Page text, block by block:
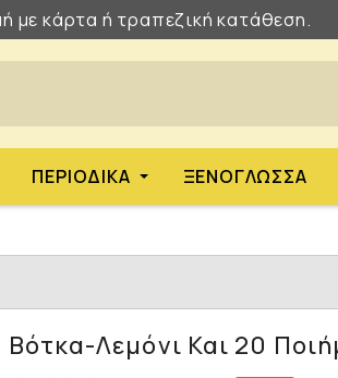
με κάρτα ή τραπεζική κατάθεση.
ΠΕΡΙΟΔΙΚΆ ΞΕΝΌΓΛΩΣΣΑ
Βότκα-Λεμόνι Και 20